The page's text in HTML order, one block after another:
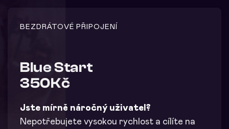
BEZDRÁTOVÉ PŘIPOJENÍ
Blue Start
350Kč
Jste mírně náročný uživatel?
Nepotřebujete vysokou rychlost a cílíte na